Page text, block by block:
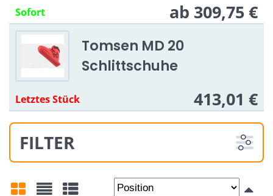
Immer zulassen - mit Cookie-Typ
übereinstimmen: Funktionell
Video in einem neuen Fenster öffnen
Sofort ab 309,75 €
Tomsen MD 20
Schlittschuhe
Letztes Stück 413,01 €
FILTER